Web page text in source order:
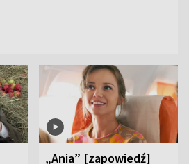
„Ania” [zapowiedź]